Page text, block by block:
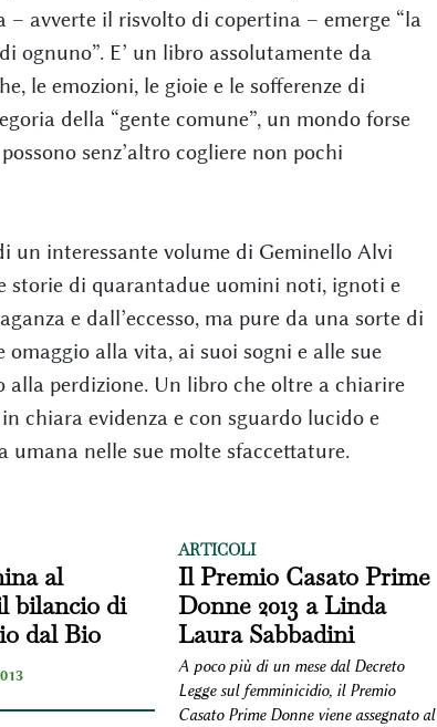
avverte il risvolto di copertina – emerge “la
E’ un libro assolutamente da
le emozioni, le gioie e le sofferenze di
della “gente comune”, un mondo forse
senz’altro cogliere non pochi
un interessante volume di Geminello Alvi
storie di quarantadue uomini noti, ignoti e
e dall’eccesso, ma pure da una sorte di
alla vita, ai suoi sogni e alle sue
perdizione. Un libro che oltre a chiarire
chiara evidenza e con sguardo lucido e
umana nelle sue molte sfaccettature.
al
bilancio di
dal Bio
ARTICOLI
Il Premio Casato Prime
Donne 2013 a Linda
Laura Sabbadini
A poco più di un mese dal Decreto
Legge sul femminicidio, il Premio
Casato Prime Donne viene assegnato al